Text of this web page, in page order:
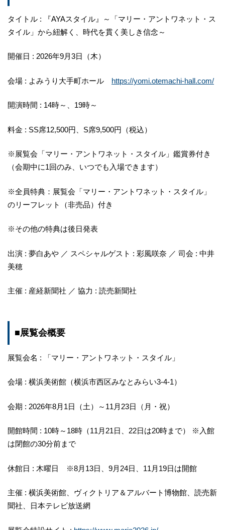
タイトル : 『AYAスタイル』～「マリー・アントワネット・ス
タイル」から紐解く、時代を貫く美しき信念～
開催日 : 2026年9月3日（木）
会場 : よみうり大手町ホール https://yomi.otemachi-hall.com/
開演時間 : 14時～、19時～
料金 : SS席12,500円、S席9,500円（税込）
※展覧会「マリー・アントワネット・スタイル」鑑賞券付き
（会期中に1回のみ、いつでも入場できます）
※全員特典：展覧会「マリー・アントワネット・スタイル」
のリーフレット（非売品）付き
※その他の特典は後日発表
出演 : 夢白あや ／ スペシャルゲスト : 彩風咲奈 ／ 司会 : 中井
美穂
主催 : 産経新聞社 ／ 協力 : 読売新聞社
■展覧会概要
展覧会名 : 「マリー・アントワネット・スタイル」
会場 : 横浜美術館（横浜市西区みなとみらい3-4-1）
会期 : 2026年8月1日（土）～11月23日（月・祝）
開館時間 : 10時～18時（11月21日、22日は20時まで） ※入館
は閉館の30分前まで
休館日 : 木曜日 ※8月13日、9月24日、11月19日は開館
主催 : 横浜美術館、ヴィクトリア＆アルバート博物館、読売新
聞社、日本テレビ放送網